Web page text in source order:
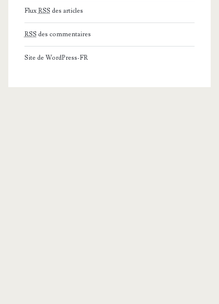
FluxRSS des articles
RSS des commentaires
Site de WordPress-FR